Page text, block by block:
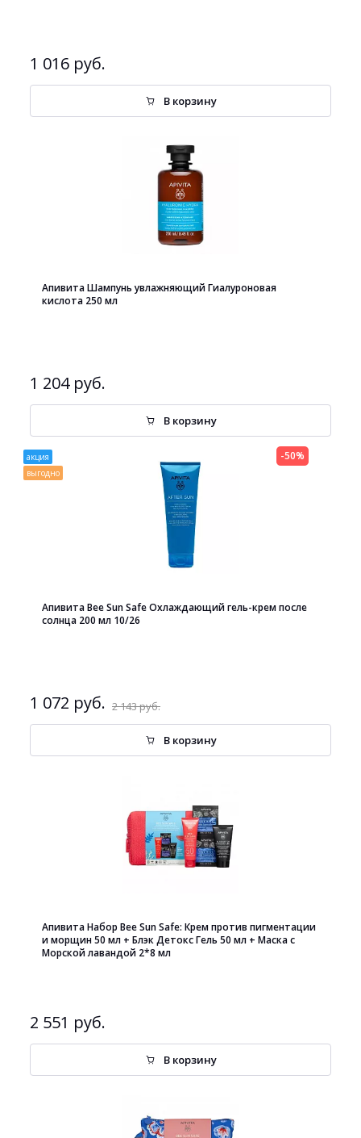
1 016 руб.
В корзину
Апивита Шампунь увлажняющий Гиалуроновая
кислота 250 мл
1 204 руб.
В корзину
акция
выгодно
Апивита Bee Sun Safe Охлаждающий гель-крем после
солнца 200 мл 10/26
1 072 руб. 2 143 руб.
-50%
В корзину
Апивита Набор Bee Sun Safe: Крем против пигментации
и морщин 50 мл + Блэк Детокс Гель 50 мл + Маска с
Морской лавандой 2*8 мл
2 551 руб.
В корзину